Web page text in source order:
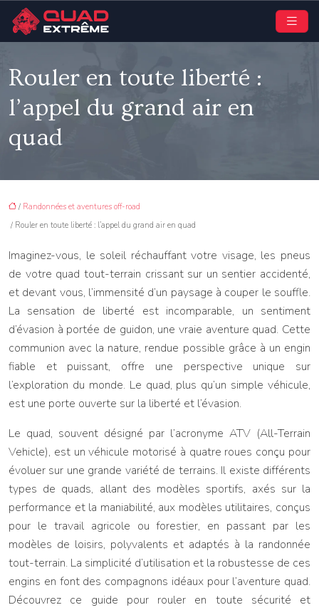
Rouler en toute liberté :
l’appel du grand air en
quad
/ Randonnées et aventures off-road
/ Rouler en toute liberté : l’appel du grand air en quad
Imaginez-vous, le soleil réchauffant votre visage, les pneus
de votre quad tout-terrain crissant sur un sentier accidenté,
et devant vous, l’immensité d’un paysage à couper le souffle.
La sensation de liberté est incomparable, un sentiment
d’évasion à portée de guidon, une vraie aventure quad. Cette
communion avec la nature, rendue possible grâce à un engin
fiable et puissant, offre une perspective unique sur
l’exploration du monde. Le quad, plus qu’un simple véhicule,
est une porte ouverte sur la liberté et l’évasion.
Le quad, souvent désigné par l’acronyme ATV (All-Terrain
Vehicle), est un véhicule motorisé à quatre roues conçu pour
évoluer sur une grande variété de terrains. Il existe différents
types de quads, allant des modèles sportifs, axés sur la
performance et la maniabilité, aux modèles utilitaires, conçus
pour le travail agricole ou forestier, en passant par les
modèles de loisirs, polyvalents et adaptés à la randonnée
tout-terrain. La simplicité d’utilisation et la robustesse de ces
engins en font des compagnons idéaux pour l’aventure quad.
Découvrez ce guide pour rouler en toute sécurité et